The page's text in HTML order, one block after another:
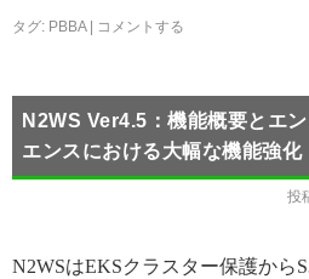
タグ: PBBA コメントする
N2WS Ver4.5：機能概要とエ
エンスにおける大幅な機能強化
投
N2WSはEKSクラスター保護から